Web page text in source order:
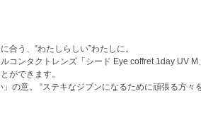
う、“わたしらしい”わたしに。
コンタクトレンズ「シード Eye coffret 1day UV
ができます。
の意。 “ステキなジブンになるために頑張る方々